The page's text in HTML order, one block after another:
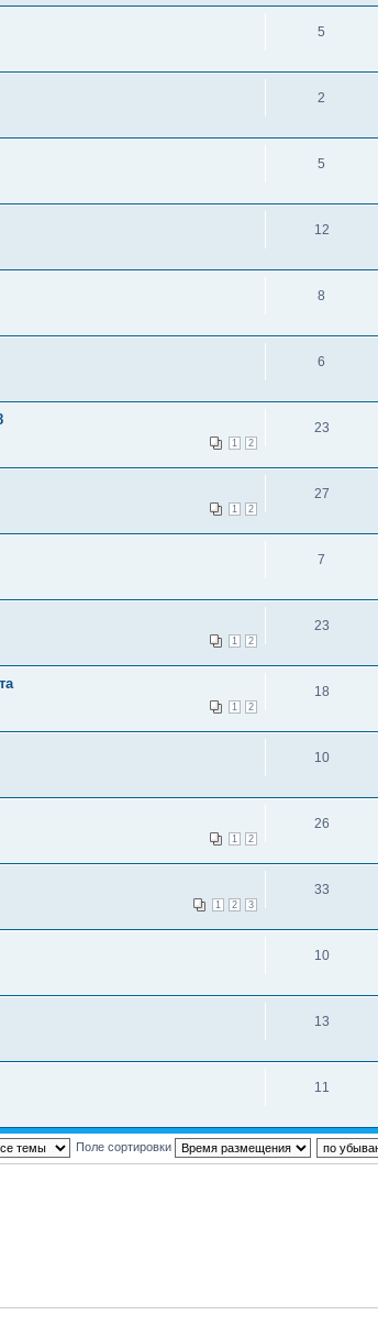
5
2
5
12
8
6
1 2
23
1 2
27
7
1 2
23
1 2
18
10
1 2
26
1 2 3
33
10
13
11
Поле сортировки